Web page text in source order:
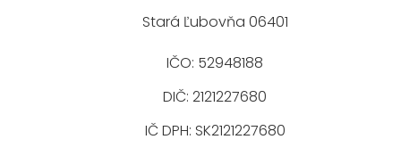
Stará Ľubovňa 06401
IČO: 52948188
DIČ: 2121227680
IČ DPH: SK2121227680